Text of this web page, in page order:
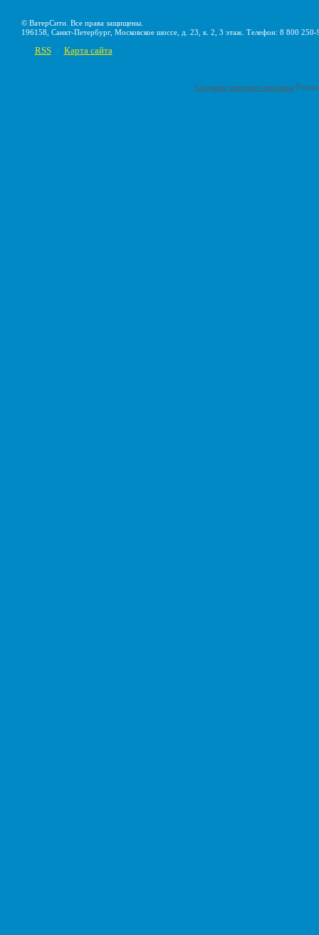
© ВатерСити. Все права защищены.
196158, Санкт-Петербург, Московское шоссе, д. 23, к. 2, 3 этаж. Телефон: 8 800
RSS Карта сайта
Создание интернет-магазина